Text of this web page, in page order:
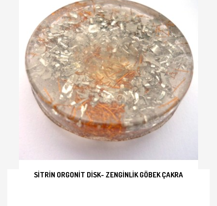
SITRIN ORGONIT DISK- ZENGINLIK GÖBEK ÇAKRA